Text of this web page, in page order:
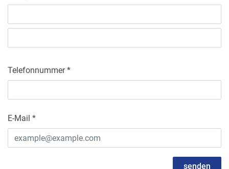
Telefonnummer *
E-Mail *
senden